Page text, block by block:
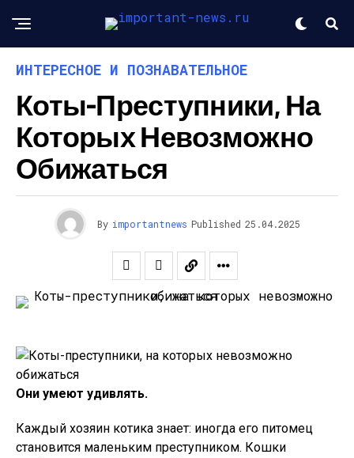
ИНТЕРЕСНОЕ И ПОЗНАВАТЕЛЬНОЕ
Коты-Преступники, На
Которых Невозможно
Обижаться
By importantnews Published 25.04.2025
Они умеют удивлять.
Каждый хозяин котика знает: иногда его питомец
становится маленьким преступником. Кошки